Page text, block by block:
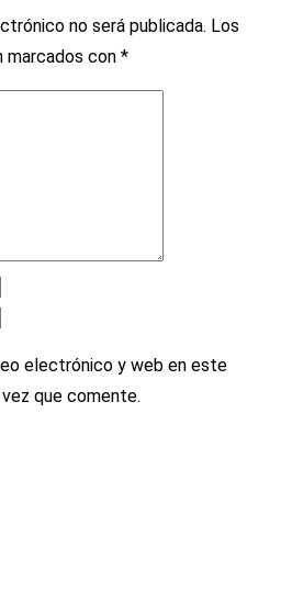
no será publicada. Los
marcados con *
electrónico y web en este
que comente.